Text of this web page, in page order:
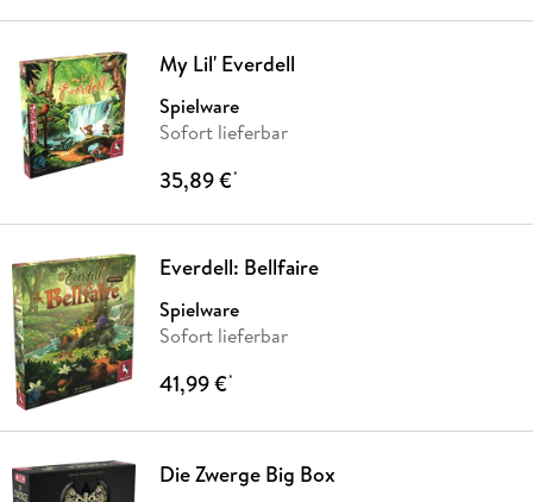
My Lil' Everdell
Spielware
Sofort lieferbar
35,89 €*
Everdell: Bellfaire
Spielware
Sofort lieferbar
41,99 €*
Die Zwerge Big Box